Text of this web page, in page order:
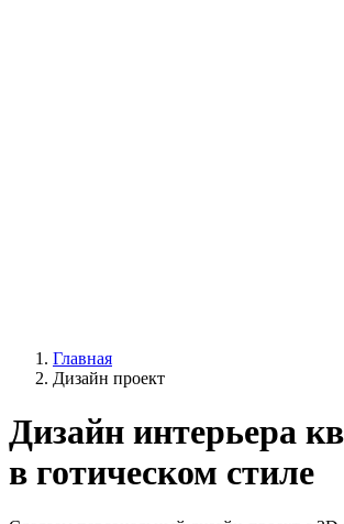
Главная
Дизайн проект
Дизайн интерьера
в готическом стиле